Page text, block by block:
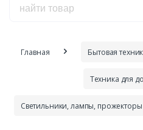
Главная Бытовая
Техника для
Cветильники, лампы, прожекторы